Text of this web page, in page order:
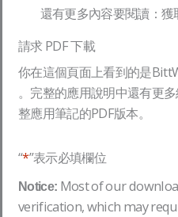
還有更多內容要閱讀：
請求 PDF 下載
你在這個頁面上看到的是
。完整的應用說明中還有更
整應用筆記的PDF版本。
“*”表示必填欄位
Notice: Most of our
verification, which may